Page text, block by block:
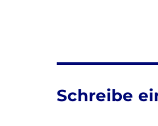
Schreibe